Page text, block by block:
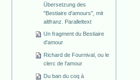
Übersetzung des
"Bestiaire d'amours", mit
altfranz. Paralleltext
Un fragment du Bestiaire
d'amour
Richard de Fournival, ou le
clerc de l'amour
Du ban du coq à